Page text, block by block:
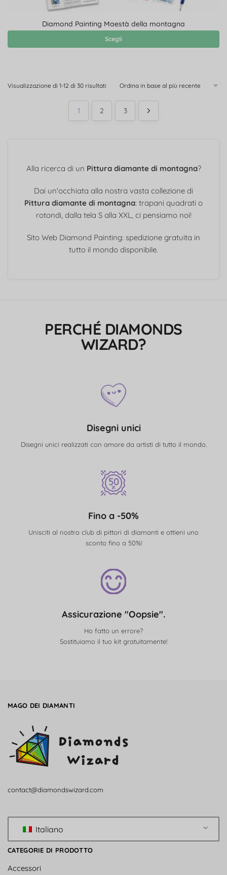
Diamond Painting Maestà della montagna
Scegli
Visualizzazione di 1-12 di 30 risultati
1 2 3
Alla ricerca di un Pittura diamante di montagna?
Dai un'occhiata alla nostra vasta collezione di
Pittura diamante di montagna: trapani quadrati o
rotondi, dalla tela S alla XXL, ci pensiamo noi!
Sito Web Diamond Painting: spedizione gratuita in
tutto il mondo disponibile.
PERCHÉ DIAMONDS
WIZARD?
Disegni unici
Disegni unici realizzati con amore da artisti di tutto il mondo.
Fino a -50%
Unisciti al nostro club di pittori di diamanti e ottieni uno
sconto fino a 50%!
Assicurazione "Oopsie".
Ho fatto un errore?
Sostituiamo il tuo kit gratuitamente!
MAGO DEI DIAMANTI
contact@diamondswizard.com
Italiano
CATEGORIE DI PRODOTTO
Accessori